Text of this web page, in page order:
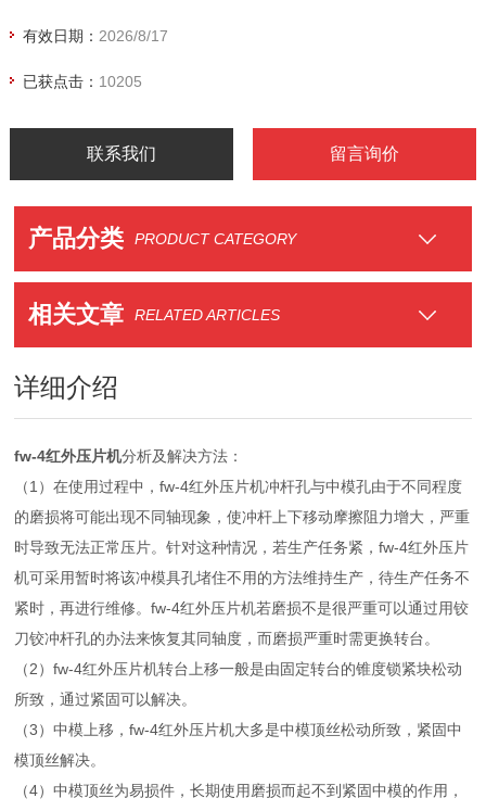
有效日期： 2026/8/17
已获点击： 10205
联系我们 留言询价
产品分类 PRODUCT CATEGORY
相关文章 RELATED ARTICLES
详细介绍
fw-4红外压片机分析及解决方法：
（1）在使用过程中，fw-4红外压片机冲杆孔与中模孔由于不同程度
的磨损将可能出现不同轴现象，使冲杆上下移动摩擦阻力增大，严重
时导致无法正常压片。针对这种情况，若生产任务紧，fw-4红外压片
机可采用暂时将该冲模具孔堵住不用的方法维持生产，待生产任务不
紧时，再进行维修。fw-4红外压片机若磨损不是很严重可以通过用铰
刀铰冲杆孔的办法来恢复其同轴度，而磨损严重时需更换转台。
（2）fw-4红外压片机转台上移一般是由固定转台的锥度锁紧块松动
所致，通过紧固可以解决。
（3）中模上移，fw-4红外压片机大多是中模顶丝松动所致，紧固中
模顶丝解决。
（4）中模顶丝为易损件，长期使用磨损而起不到紧固中模的作用，